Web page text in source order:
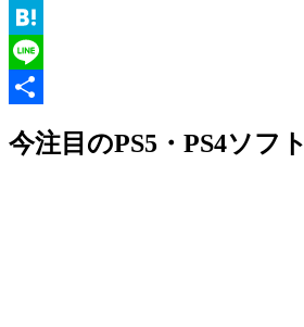
Twitter
Hatena
Line
有
今注目のPS5・PS4ソフト